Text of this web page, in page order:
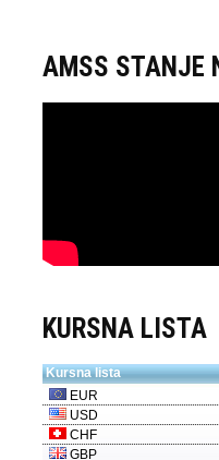
AMSS STANJE
KURSNA LISTA